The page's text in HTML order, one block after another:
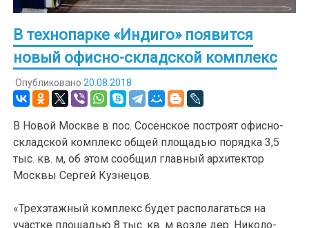
В технопарке «Индиго» появится
новый офисно-складской комплекс
Опубликовано 20.08.2018
В Новой Москве в пос. Сосенское построят офисно-
складской комплекс общей площадью порядка 3,5
тыс. кв. м, об этом сообщил главный архитектор
Москвы Сергей Кузнецов.
«Трехэтажный комплекс будет располагаться на
участке площадью 8 тыс. кв. м возле дер. Николо-